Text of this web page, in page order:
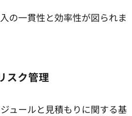
の一貫性と効率性が図られま
スク管理
ュールと見積もりに関する基